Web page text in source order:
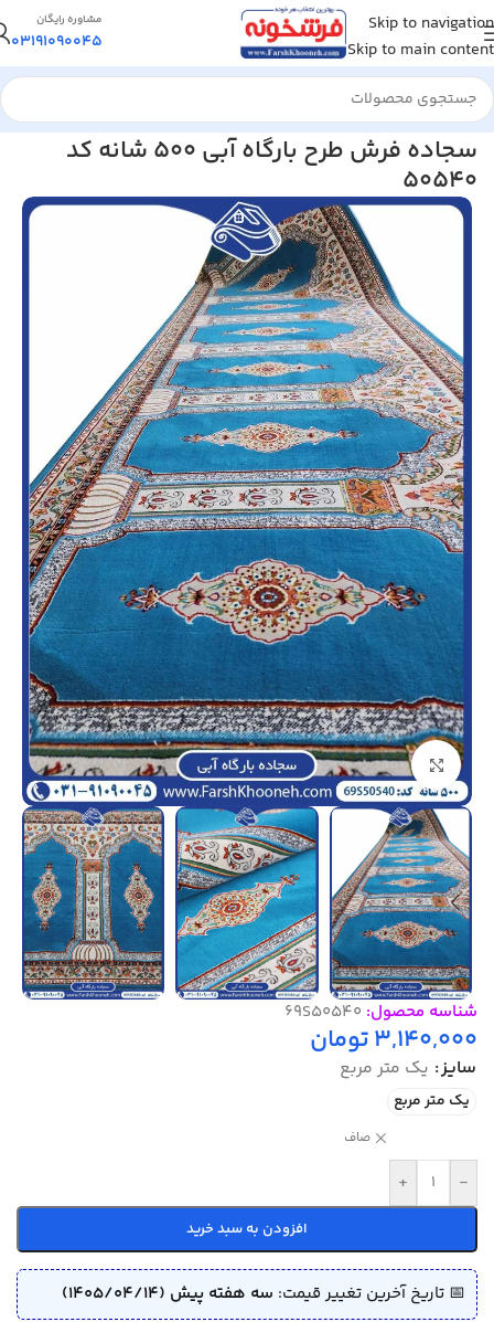
Skip to navigation
Skip to main content
مشاوره رایگان
03191090045
خانه/فرش مسجد و سجاده ای/سجاده فرش مسجد 500 شانه
سجاده فرش طرح بارگاه آبی 500 شانه کد
50540
بزرگنمایی تصویر
شناسه محصول: 69S50540
3,140,000تومان
سایز یک متر مربع
یک متر مربع
صاف
-
+
افزودن به سبد خرید
📅 تاریخ آخرین تغییر قیمت: سه هفته پیش (1405/04/14)